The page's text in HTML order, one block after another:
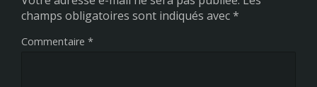
champs obligatoires sont indiqués avec*
Commentaire *